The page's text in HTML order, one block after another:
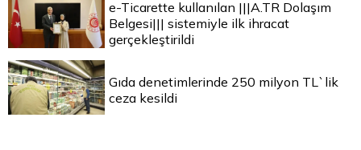
e-Ticarette kullanılan |||A.TR Dolaşım
Belgesi||| sistemiyle ilk ihracat
gerçekleştirildi
Gıda denetimlerinde 250 milyon TL`lik
ceza kesildi